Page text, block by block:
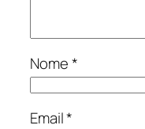
Nome*
Email*